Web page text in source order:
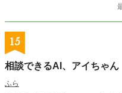
15
相談できるAI、アイちゃん
ふら